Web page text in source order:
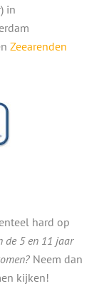
in
Zeearenden
hard op
de 5 en 11 jaar
Neem dan
kijken!